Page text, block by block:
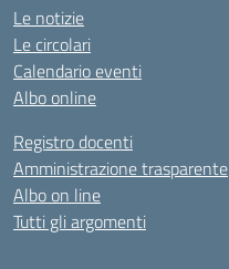
Le notizie
Le circolari
Calendario eventi
Albo online
Registro docenti
Amministrazione trasparente
Albo on line
Tutti gli argomenti